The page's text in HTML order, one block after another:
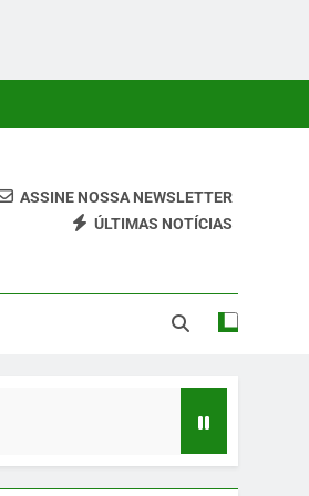
ASSINE NOSSA NEWSLETTER
ÚLTIMAS NOTÍCIAS